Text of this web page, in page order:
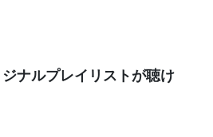
ナルプレイリストが聴け